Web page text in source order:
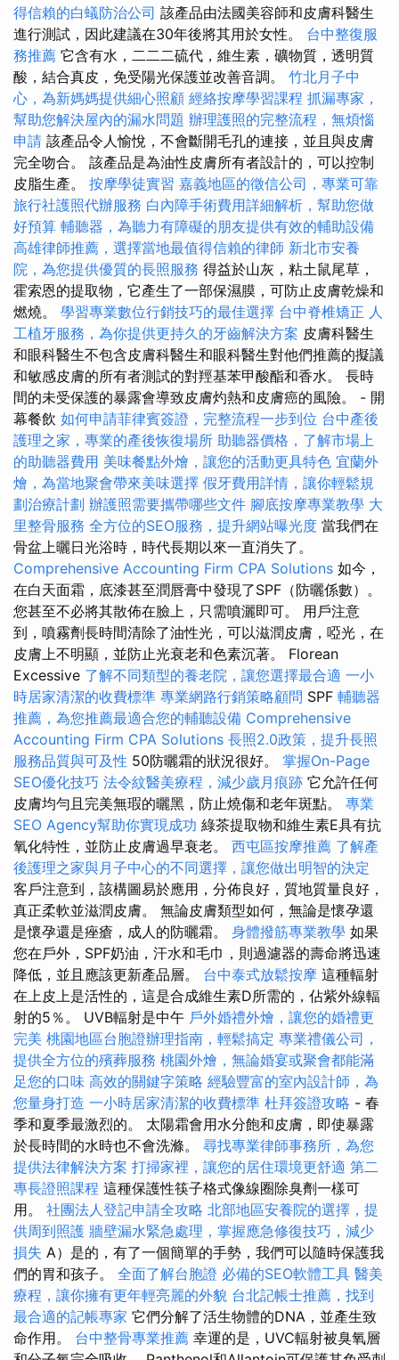
得信賴的白蟻防治公司 該產品由法國美容師和皮膚科醫生
進行測試，因此建議在30年後將其用於女性。 台中整復服
務推薦 它含有水，二二二硫代，維生素，礦物質，透明質
酸，結合真皮，免受陽光保護並改善音調。 竹北月子中
心，為新媽媽提供細心照顧 經絡按摩學習課程 抓漏專家，
幫助您解決屋內的漏水問題 辦理護照的完整流程，無煩惱
申請 該產品令人愉悅，不會斷開毛孔的連接，並且與皮膚
完全吻合。 該產品是為油性皮膚所有者設計的，可以控制
皮脂生產。 按摩學徒實習 嘉義地區的徵信公司，專業可靠
旅行社護照代辦服務 白內障手術費用詳細解析，幫助您做
好預算 輔聽器，為聽力有障礙的朋友提供有效的輔助設備
高雄律師推薦，選擇當地最值得信賴的律師 新北市安養
院，為您提供優質的長照服務 得益於山灰，粘土鼠尾草，
霍索恩的提取物，它產生了一部保濕膜，可防止皮膚乾燥和
燃燒。 學習專業數位行銷技巧的最佳選擇 台中脊椎矯正 人
工植牙服務，為你提供更持久的牙齒解決方案 皮膚科醫生
和眼科醫生不包含皮膚科醫生和眼科醫生對他們推薦的擬議
和敏感皮膚的所有者測試的對羥基苯甲酸酯和香水。 長時
間的未受保護的暴露會導致皮膚灼熱和皮膚癌的風險。 - 開
幕餐飲 如何申請菲律賓簽證，完整流程一步到位 台中產後
護理之家，專業的產後恢復場所 助聽器價格，了解市場上
的助聽器費用 美味餐點外燴，讓您的活動更具特色 宜蘭外
燴，為當地聚會帶來美味選擇 假牙費用詳情，讓你輕鬆規
劃治療計劃 辦護照需要攜帶哪些文件 腳底按摩專業教學 大
里整骨服務 全方位的SEO服務，提升網站曝光度 當我們在
骨盆上曬日光浴時，時代長期以來一直消失了。
Comprehensive Accounting Firm CPA Solutions 如今，
在白天面霜，底漆甚至潤唇膏中發現了SPF（防曬係數）。
您甚至不必將其散佈在臉上，只需噴灑即可。 用戶注意
到，噴霧劑長時間清除了油性光，可以滋潤皮膚，啞光，在
皮膚上不明顯，並防止光衰老和色素沉著。 Florean
Excessive 了解不同類型的養老院，讓您選擇最合適 一小
時居家清潔的收費標準 專業網路行銷策略顧問 SPF 輔聽器
推薦，為您推薦最適合您的輔聽設備 Comprehensive
Accounting Firm CPA Solutions 長照2.0政策，提升長照
服務品質與可及性 50防曬霜的狀況很好。 掌握On-Page
SEO優化技巧 法令紋醫美療程，減少歲月痕跡 它允許任何
皮膚均勻且完美無瑕的曬黑，防止燒傷和老年斑點。 專業
SEO Agency幫助你實現成功 綠茶提取物和維生素E具有抗
氧化特性，並防止皮膚過早衰老。 西屯區按摩推薦 了解產
後護理之家與月子中心的不同選擇，讓您做出明智的決定
客戶注意到，該構圖易於應用，分佈良好，質地質量良好，
真正柔軟並滋潤皮膚。 無論皮膚類型如何，無論是懷孕還
是懷孕還是痤瘡，成人的防曬霜。 身體撥筋專業教學 如果
您在戶外，SPF奶油，汗水和毛巾，則過濾器的壽命將迅速
降低，並且應該更新產品層。 台中泰式放鬆按摩 這種輻射
在上皮上是活性的，這是合成維生素D所需的，佔紫外線輻
射的5％。 UVB輻射是中午 戶外婚禮外燴，讓您的婚禮更
完美 桃園地區台胞證辦理指南，輕鬆搞定 專業禮儀公司，
提供全方位的殯葬服務 桃園外燴，無論婚宴或聚會都能滿
足您的口味 高效的關鍵字策略 經驗豐富的室內設計師，為
您量身打造 一小時居家清潔的收費標準 杜拜簽證攻略 - 春
季和夏季最激烈的。 太陽霜會用水分飽和皮膚，即使暴露
於長時間的水時也不會洗滌。 尋找專業律師事務所，為您
提供法律解決方案 打掃家裡，讓您的居住環境更舒適 第二
專長證照課程 這種保護性筷子格式像線圈除臭劑一樣可
用。 社團法人登記申請全攻略 北部地區安養院的選擇，提
供周到照護 牆壁漏水緊急處理，掌握應急修復技巧，減少
損失 A）是的，有了一個簡單的手勢，我們可以隨時保護我
們的胃和孩子。 全面了解台胞證 必備的SEO軟體工具 醫美
療程，讓你擁有更年輕亮麗的外貌 台北記帳士推薦，找到
最合適的記帳專家 它們分解了活生物體的DNA，並產生致
命作用。 台中整骨專業推薦 幸運的是，UVC輻射被臭氧層